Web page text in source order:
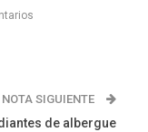
NOTA SIGUIENTE
de albergue